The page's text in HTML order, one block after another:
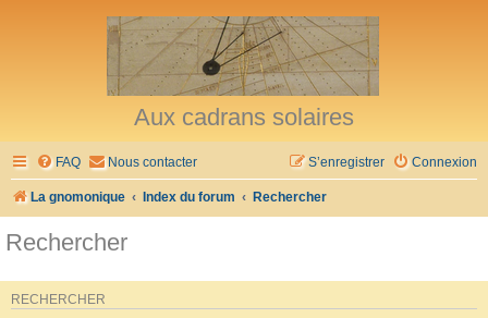
Aux cadrans solaires
FAQ Nous contacter Connexion
S’enregistrer
La gnomonique Index du forum Rechercher
Rechercher
RECHERCHER